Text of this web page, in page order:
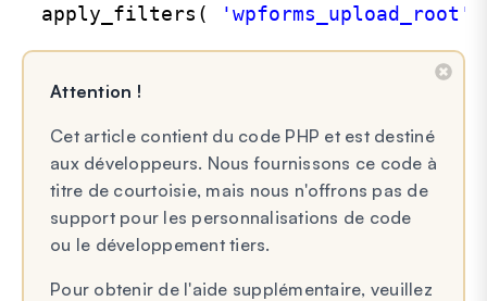
apply_filters( 'wpforms_upload_root'
Attention !
Cet article contient du code PHP et est destiné
aux développeurs. Nous fournissons ce code à
titre de courtoisie, mais nous n'offrons pas de
support pour les personnalisations de code
ou le développement tiers.
Pour obtenir de l'aide supplémentaire, veuillez